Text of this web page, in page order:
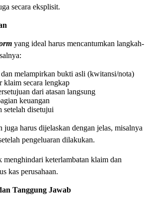
secara eksplisit.
yang ideal harus mencantumkan langkah-
melampirkan bukti asli (kwitansi/nota)
secara lengkap
dari atasan langsung
keuangan
setelah disetujui
juga harus dijelaskan dengan jelas, misalnya
pengeluaran dilakukan.
keterlambatan klaim dan
kas perusahaan.
Tanggung Jawab